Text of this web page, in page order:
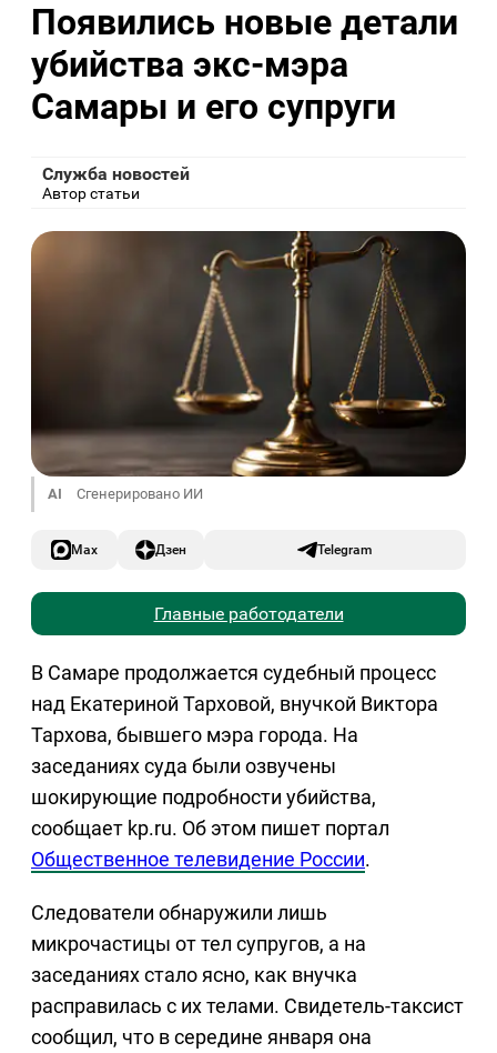
Появились новые детали
убийства экс-мэра
Самары и его супруги
Служба новостей
Автор статьи
AI Сгенерировано ИИ
Max Дзен Telegram
Главные работодатели
В Самаре продолжается судебный процесс
над Екатериной Тарховой, внучкой Виктора
Тархова, бывшего мэра города. На
заседаниях суда были озвучены
шокирующие подробности убийства,
сообщает kp.ru. Об этом пишет портал
Общественное телевидение России.
Следователи обнаружили лишь
микрочастицы от тел супругов, а на
заседаниях стало ясно, как внучка
расправилась с их телами. Свидетель-таксист
сообщил, что в середине января она